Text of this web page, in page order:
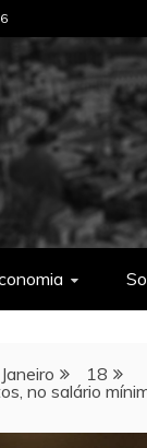
Janeiro
18
no salário